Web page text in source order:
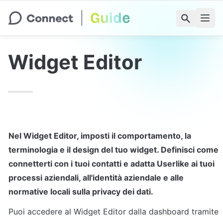
Widget Editor
Nel Widget Editor, imposti il comportamento, la
terminologia e il design del tuo widget. Definisci come
connetterti con i tuoi contatti e adatta Userlike ai tuoi
processi aziendali, all'identità aziendale e alle
normative locali sulla privacy dei dati.
Puoi accedere al Widget Editor dalla dashboard tramite